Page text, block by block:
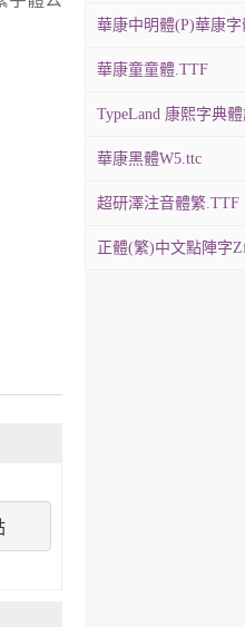
華康中明體(P)華康
華康童童體.TTF
TypeLand 康熙字典
華康黑體W5.ttc
超研澤注音體繁.TTF
正體(繁)中文點陣字